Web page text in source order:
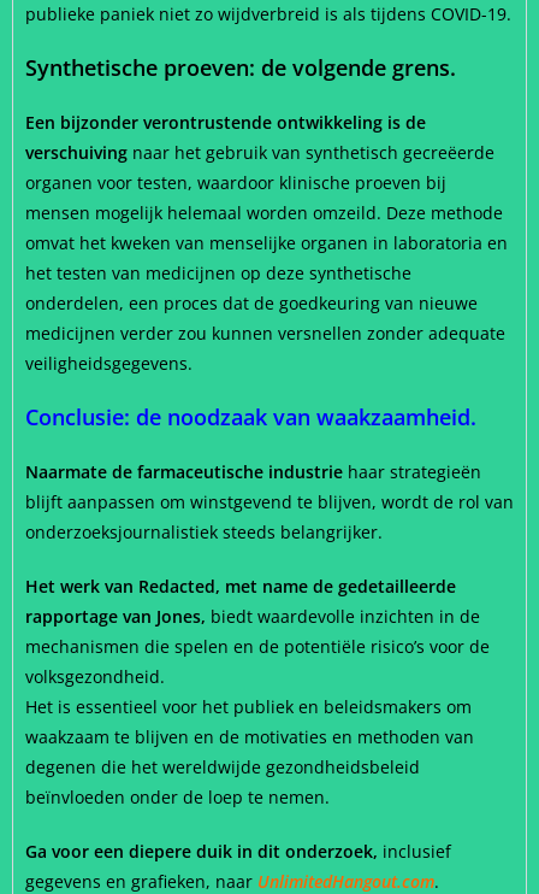
publieke paniek niet zo wijdverbreid is als tijdens COVID-19.
Synthetische proeven: de volgende grens.
Een bijzonder verontrustende ontwikkeling is de
verschuiving naar het gebruik van synthetisch gecreëerde
organen voor testen, waardoor klinische proeven bij
mensen mogelijk helemaal worden omzeild. Deze methode
omvat het kweken van menselijke organen in laboratoria en
het testen van medicijnen op deze synthetische
onderdelen, een proces dat de goedkeuring van nieuwe
medicijnen verder zou kunnen versnellen zonder adequate
veiligheidsgegevens.
Conclusie: de noodzaak van waakzaamheid.
Naarmate de farmaceutische industrie haar strategieën
blijft aanpassen om winstgevend te blijven, wordt de rol van
onderzoeksjournalistiek steeds belangrijker.
Het werk van Redacted, met name de gedetailleerde
rapportage van Jones, biedt waardevolle inzichten in de
mechanismen die spelen en de potentiële risico’s voor de
volksgezondheid.
Het is essentieel voor het publiek en beleidsmakers om
waakzaam te blijven en de motivaties en methoden van
degenen die het wereldwijde gezondheidsbeleid
beïnvloeden onder de loep te nemen.
Ga voor een diepere duik in dit onderzoek, inclusief
gegevens en grafieken, naar UnlimitedHangout.com.